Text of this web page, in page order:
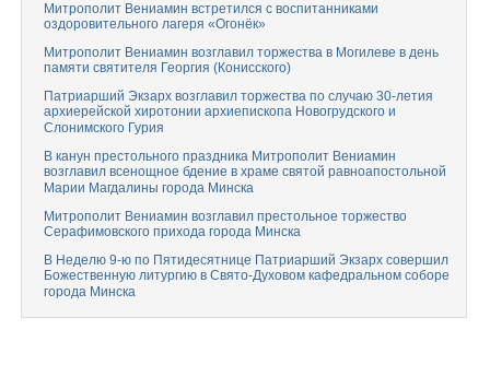
Митрополит Вениамин встретился с воспитанниками
оздоровительного лагеря «Огонёк»
Митрополит Вениамин возглавил торжества в Могилеве в день
памяти святителя Георгия (Конисского)
Патриарший Экзарх возглавил торжества по случаю 30-летия
архиерейской хиротонии архиепископа Новогрудского и
Слонимского Гурия
В канун престольного праздника Митрополит Вениамин
возглавил всенощное бдение в храме святой равноапостольной
Марии Магдалины города Минска
Митрополит Вениамин возглавил престольное торжество
Серафимовского прихода города Минска
В Неделю 9-ю по Пятидесятнице Патриарший Экзарх совершил
Божественную литургию в Свято-Духовом кафедральном соборе
города Минска